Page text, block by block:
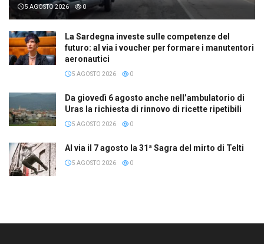
5 AGOSTO 2026 0
La Sardegna investe sulle competenze del
futuro: al via i voucher per formare i manutentori
aeronautici
5 AGOSTO 2026 0
Da giovedì 6 agosto anche nell’ambulatorio di
Uras la richiesta di rinnovo di ricette ripetibili
5 AGOSTO 2026 0
Al via il 7 agosto la 31ª Sagra del mirto di Telti
5 AGOSTO 2026 0